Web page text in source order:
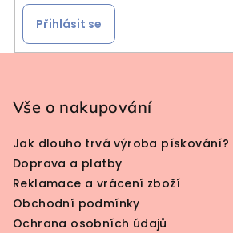
Přihlásit se
Vše o nakupování
Jak dlouho trvá výroba pískování?
Doprava a platby
Reklamace a vrácení zboží
Obchodní podmínky
Ochrana osobních údajů